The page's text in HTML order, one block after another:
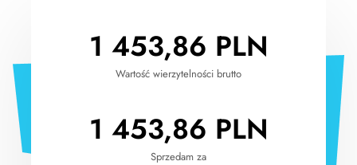
1 453,86 PLN
Wartość wierzytelności brutto
1 453,86 PLN
Sprzedam za